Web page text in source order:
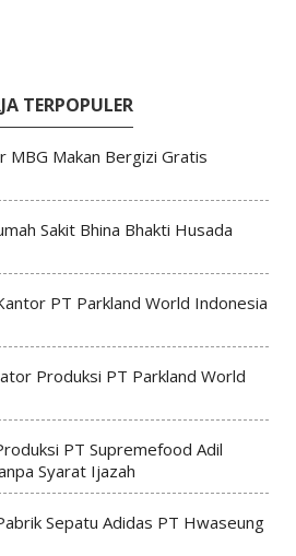
TERPOPULER
MBG Makan Bergizi Gratis
Sakit Bhina Bhakti Husada
PT Parkland World Indonesia
Produksi PT Parkland World
PT Supremefood Adil
Syarat Ijazah
Sepatu Adidas PT Hwaseung